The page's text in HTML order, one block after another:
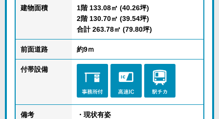
建物面積
1階 133.08㎡ (40.26坪)
2階 130.70㎡ (39.54坪)
合計 263.78㎡ (79.80坪)
前面道路 約9ｍ
付帯設備
備考
・現状有姿